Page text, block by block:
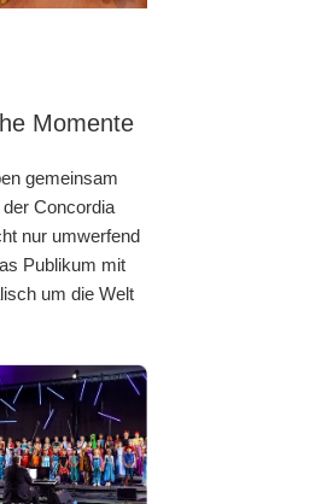
Momente
gemeinsam
Concordia
nur umwerfend
Publikum mit
um die Welt